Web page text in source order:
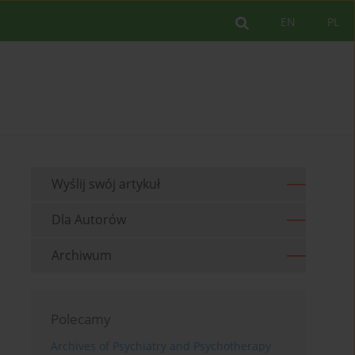
PL
EN
Wyślij swój artykuł
Dla Autorów
Archiwum
Polecamy
Archives of Psychiatry and Psychotherapy